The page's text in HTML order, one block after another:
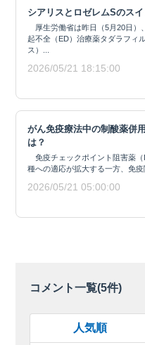
シアリスとロゼレムSのス
厚生労働省は昨日（5月20日）
起不全（ED）治療薬タダラフィ
ス）...
2026/05/21 18:15:00
がん免疫療法中の制酸薬併
は？
免疫チェックポイント阻害薬（
種への適応が拡大する一方、免疫
2026/05/21 05:00:00
コメント一覧(5件)
人気順